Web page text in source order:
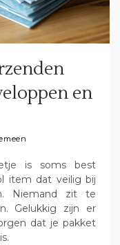
en
is soms best
item dat veilig bij
Niemand zit te
Gelukkig zijn er
dat je pakket